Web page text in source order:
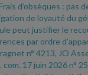
d’obsèques : pas
de loyauté du
peut justifier le
par ordre
n° 4213, JO
com. 17 juin 2026 n° 25